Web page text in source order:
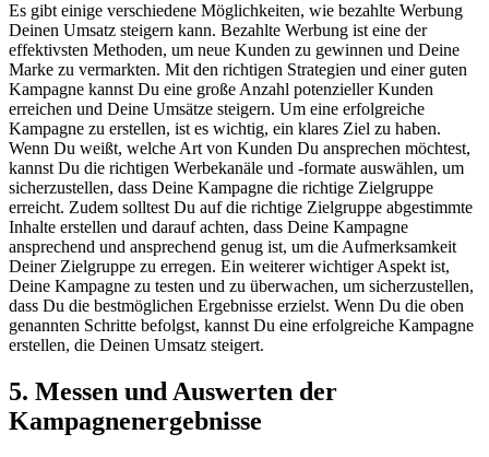
Es gibt einige verschiedene Möglichkeiten, wie bezahlte Werbung
Deinen Umsatz steigern kann. Bezahlte Werbung ist eine der
effektivsten Methoden, um neue Kunden zu gewinnen und Deine
Marke zu vermarkten. Mit den richtigen Strategien und einer guten
Kampagne kannst Du eine große Anzahl potenzieller Kunden
erreichen und Deine Umsätze steigern. Um eine erfolgreiche
Kampagne zu erstellen, ist es wichtig, ein klares Ziel zu haben.
Wenn Du weißt, welche Art von Kunden Du ansprechen möchtest,
kannst Du die richtigen Werbekanäle und -formate auswählen, um
sicherzustellen, dass Deine Kampagne die richtige Zielgruppe
erreicht. Zudem solltest Du auf die richtige Zielgruppe abgestimmte
Inhalte erstellen und darauf achten, dass Deine Kampagne
ansprechend und ansprechend genug ist, um die Aufmerksamkeit
Deiner Zielgruppe zu erregen. Ein weiterer wichtiger Aspekt ist,
Deine Kampagne zu testen und zu überwachen, um sicherzustellen,
dass Du die bestmöglichen Ergebnisse erzielst. Wenn Du die oben
genannten Schritte befolgst, kannst Du eine erfolgreiche Kampagne
erstellen, die Deinen Umsatz steigert.
5. Messen und Auswerten der
Kampagnenergebnisse